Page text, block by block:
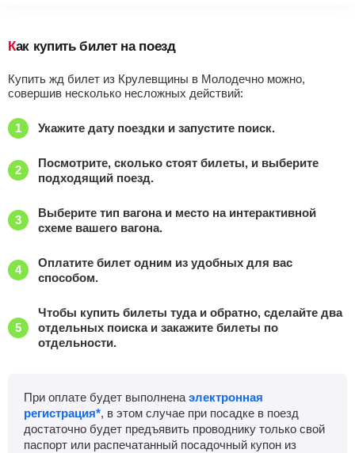
Как купить билет на поезд
Купить жд билет из Крулевщины в Молодечно можно,
совершив несколько несложных действий:
Укажите дату поездки и запустите поиск.
Посмотрите, сколько стоят билеты, и выберите
подходящий поезд.
Выберите тип вагона и место на интерактивной
схеме вашего вагона.
Оплатите билет одним из удобных для вас
способом.
Чтобы купить билеты туда и обратно, сделайте два
отдельных поиска и закажите билеты по
отдельности.
При оплате будет выполнена электронная
регистрация*, в этом случае при посадке в поезд
достаточно будет предъявить проводнику только свой
паспорт или распечатанный посадочный купон из